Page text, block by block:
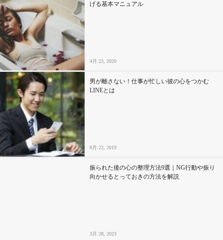
げる基本マニュアル
4月 23, 2020
男が離さない！仕事が忙しい彼の心をつかむ
LINEとは
8月 22, 2019
振られた後の心の整理方法9選｜NG行動や振り
向かせるとっておきの方法を解説
3月 28, 2023